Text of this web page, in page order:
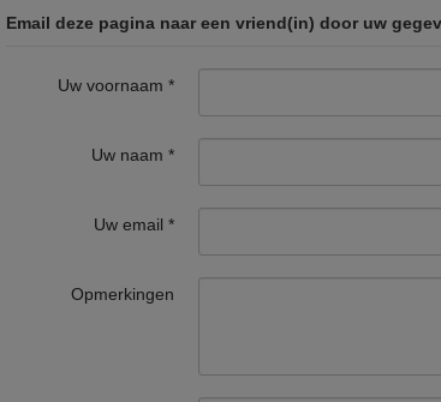
Email deze pagina naar een vriend(in) door uw
Uw voornaam *
Uw naam *
Uw email *
Opmerkingen